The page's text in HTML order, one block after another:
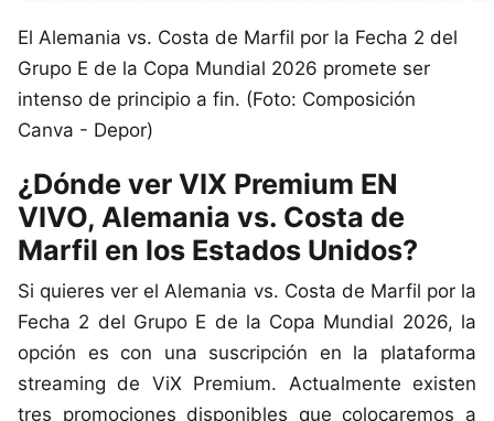
El Alemania vs. Costa de Marfil por la Fecha 2 del
Grupo E de la Copa Mundial 2026 promete ser
intenso de principio a fin. (Foto: Composición
Canva - Depor)
¿Dónde ver VIX Premium EN
VIVO, Alemania vs. Costa de
Marfil en los Estados Unidos?
Si quieres ver el Alemania vs. Costa de Marfil por la
Fecha 2 del Grupo E de la Copa Mundial 2026, la
opción es con una suscripción en la plataforma
streaming de ViX Premium. Actualmente existen
tres promociones disponibles que colocaremos a